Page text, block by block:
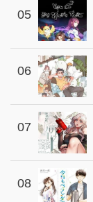
05
06
07
08